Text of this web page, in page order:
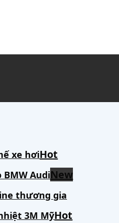
xe hơi
Audi
thương gia
3M Mỹ